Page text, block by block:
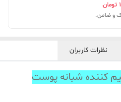
تومان
نظرات کاربران
کننده شبانه پوست